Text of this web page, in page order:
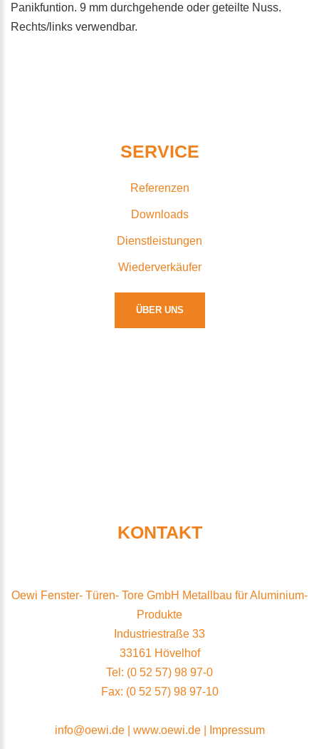
Panikfuntion. 9 mm durchgehende oder geteilte Nuss.
Rechts/links verwendbar.
SERVICE
Referenzen
Downloads
Dienstleistungen
Wiederverkäufer
ÜBER UNS
KONTAKT
Oewi Fenster- Türen- Tore GmbH Metallbau für Aluminium-
Produkte
Industriestraße 33
33161 Hövelhof
Tel: (0 52 57) 98 97-0
Fax: (0 52 57) 98 97-10
info@oewi.de| www.oewi.de| Impressum